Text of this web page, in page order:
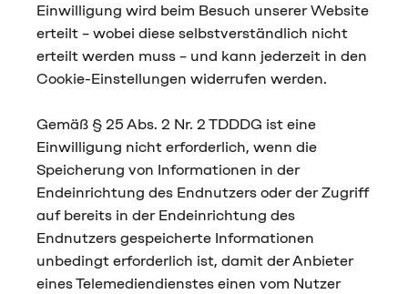
Einwilligung wird beim Besuch unserer Website
erteilt – wobei diese selbstverständlich nicht
erteilt werden muss – und kann jederzeit in den
Cookie-Einstellungen widerrufen werden.
Gemäß § 25 Abs. 2 Nr. 2 TDDDG ist eine
Einwilligung nicht erforderlich, wenn die
Speicherung von Informationen in der
Endeinrichtung des Endnutzers oder der Zugriff
auf bereits in der Endeinrichtung des
Endnutzers gespeicherte Informationen
unbedingt erforderlich ist, damit der Anbieter
eines Telemediendienstes einen vom Nutzer